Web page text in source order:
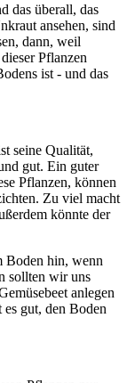
das überall, das
ansehen, sind
dann, weil
Pflanzen
ist - und das
seine Qualität,
gut. Ein guter
Pflanzen, können
Zu viel macht
könnte der
Boden hin, wenn
sollten wir uns
anlegen
gut, den Boden